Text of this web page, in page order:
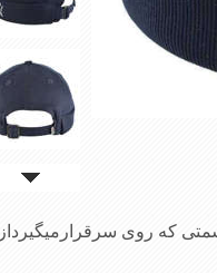
قسمتی که روی